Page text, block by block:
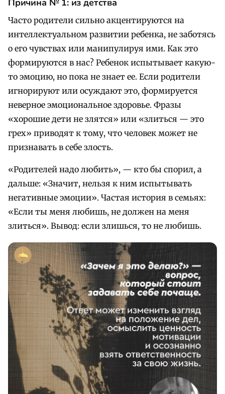
Причина №1: из детства
Часто родители сильно акцентируются на
интеллектуальном развитии ребенка, не заботясь
о его чувствах или манипулируя ими. Как это
формируются в нас? Ребенок испытывает какую-
то эмоцию, но пока не знает ее. Если родители
игнорируют или осуждают это, формируется
неверное эмоциональное здоровье. Фразы
«хорошие дети не злятся» или «злиться — это
грех» приводят к тому, что человек может не
признавать в себе злость.
«Родителей надо любить», — кто бы спорил, а
дальше: «Значит, нельзя к ним испытывать
негативные эмоции». Частая история в семьях:
«Если ты меня любишь, не должен на меня
злиться». Вывод: если злишься, то не любишь.